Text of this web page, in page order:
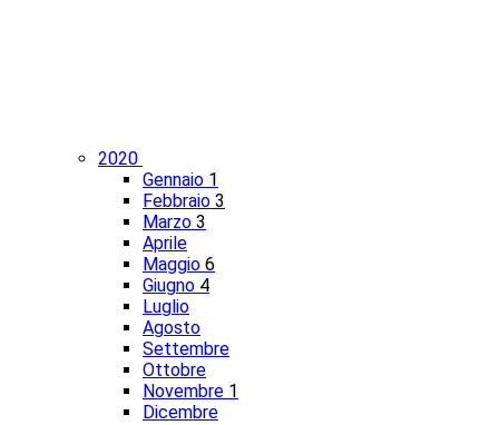
2020
Gennaio 1
Febbraio 3
Marzo 3
Aprile
Maggio 6
Giugno 4
Luglio
Agosto
Settembre
Ottobre
Novembre 1
Dicembre